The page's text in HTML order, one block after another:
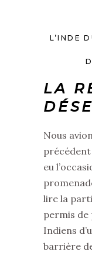
L’INDE
LA
Nous
précédent
eu
lire la
permis de
Indiens
barrière